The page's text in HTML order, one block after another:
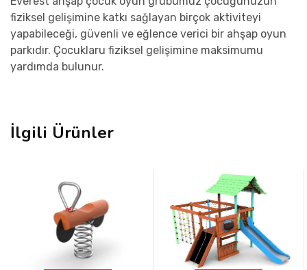
fiziksel gelişimine katkı sağlayan birçok aktiviteyi
yapabileceği, güvenli ve eğlence verici bir ahşap oyun
parkıdır. Çocuklaru fiziksel gelişimine maksimumu
yardımda bulunur.
İlgili Ürünler